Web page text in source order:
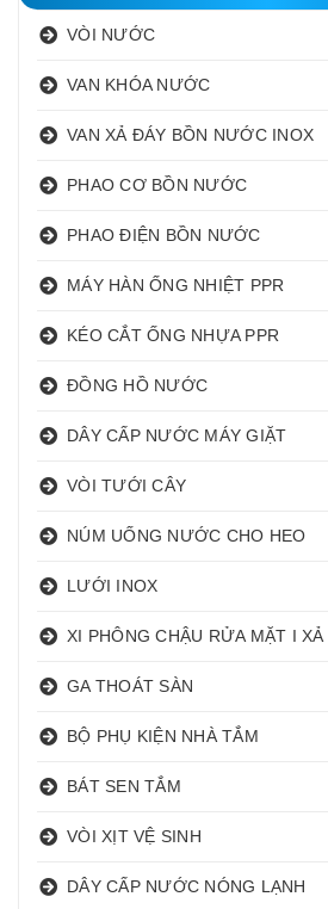
VÒI NƯỚC
VAN KHÓA NƯỚC
VAN XẢ ĐÁY BỒN NƯỚC INOX
PHAO CƠ BỒN NƯỚC
PHAO ĐIỆN BỒN NƯỚC
MÁY HÀN ỐNG NHIỆT PPR
KÉO CẮT ỐNG NHỰA PPR
ĐỒNG HỒ NƯỚC
DÂY CẤP NƯỚC MÁY GIẶT
VÒI TƯỚI CÂY
NÚM UỐNG NƯỚC CHO HEO
LƯỚI INOX
XI PHÔNG CHẬU RỬA MẶT I XẢ
GA THOÁT SÀN
BỘ PHỤ KIỆN NHÀ TẮM
BÁT SEN TẮM
VÒI XỊT VỆ SINH
DÂY CẤP NƯỚC NÓNG LẠNH